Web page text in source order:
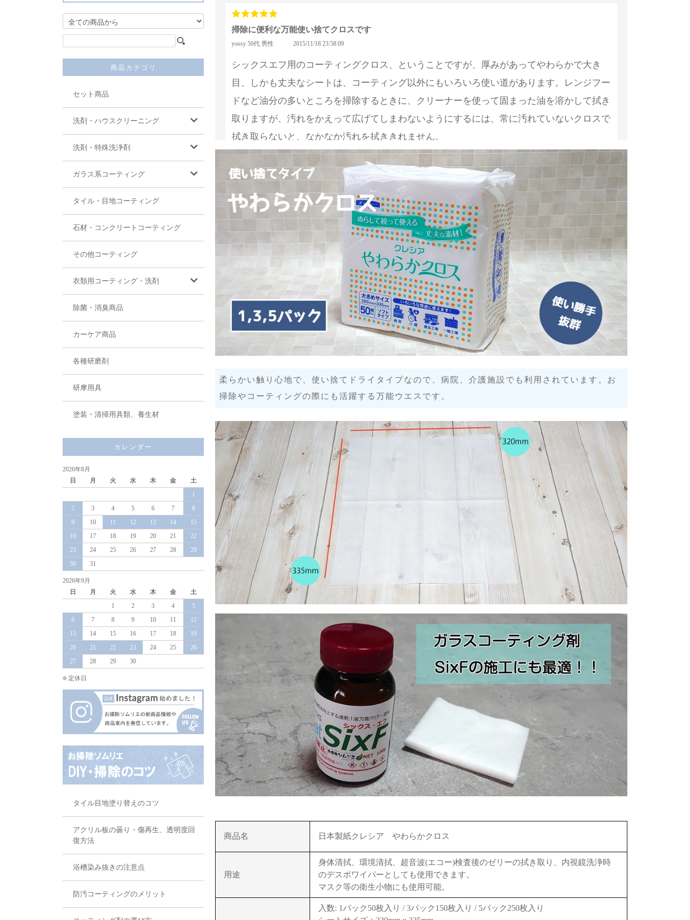
商品カテゴリ
セット商品
洗剤・ハウスクリーニング
洗剤・特殊洗浄剤
ガラス系コーティング
タイル・目地コーティング
石材・コンクリートコーティング
その他コーティング
衣類用コーティング・洗剤
除菌・消臭商品
カーケア商品
各種研磨剤
研摩用具
塗装・清掃用具類、養生材
カレンダー
2026年8月
日
月 火 水 木 金
土
1
2
3 4 5 6 7
8
9
10 11 12 13 14
15
16
17 18 19 20 21
22
23
24 25 26 27 28
29
30
31
2026年9月
日
月 火 水 木 金
土
1
2 3 4
5
6
7 8 9 10 11
12
13
14 15 16 17 18
19
20
21 22 23 24 25
26
27
28 29 30
定休日
タイル目地塗り替えのコツ
アクリル板の曇り・傷再生、透明度回
復方法
浴槽染み抜きの注意点
防汚コーティングのメリット
掃除に便利な万能使い捨てクロスです
yossy 50代 男性 2015/11/18 23:58:09
シックスエフ用のコーティングクロス、ということですが、厚みがあってやわらかで大き
目、しかも丈夫なシートは、コーティング以外にもいろいろ使い道があります。レンジフー
ドなど油分の多いところを掃除するときに、クリーナーを使って固まった油を溶かして拭き
取りますが、汚れをかえって広げてしまわないようにするには、常に汚れていないクロスで
拭き取らないと、なかなか汚れを拭ききれません。
50枚入ってこの価格、惜しげなく使い捨てできるので重宝しています。
ショップからのコメント
コメントを頂きありがとうございます。上手くご活用いただきありがとうございました。
2015/11/23 18:55:37
柔らかい触り心地で、使い捨てドライタイプなので、病院、介護施設でも利用されています。お
掃除やコーティングの際にも活躍する万能ウエスです。
商品名 日本製紙クレシア やわらかクロス
用途
身体清拭、環境清拭、超音波(エコー)検査後のゼリーの拭き取り、内視鏡洗浄時
のデスポワイパーとしても使用できます。
マスク等の衛生小物にも使用可能。
入数: 1パック50枚入り / 3パック150枚入り / 5パック250枚入り